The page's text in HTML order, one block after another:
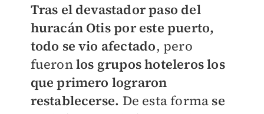
Tras el devastador paso del
huracán Otispor este puerto,
todo se vio afectado, pero
fueronlos grupos hoteleros los
que primero lograron
restablecerse. De esta forma se